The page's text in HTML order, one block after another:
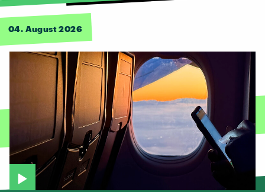
04. August 2026